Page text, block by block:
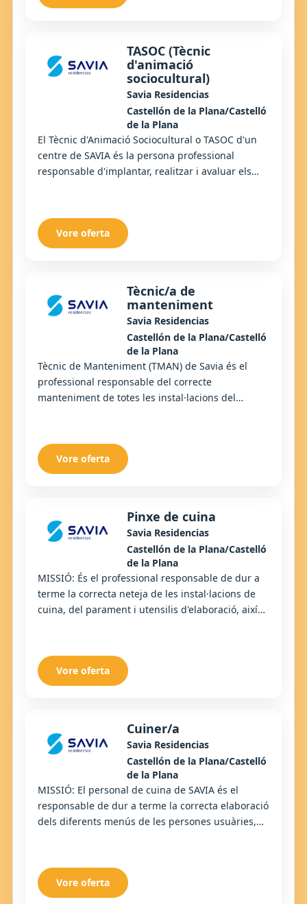
TASOC (Tècnic
d'animació
sociocultural)
Savia Residencias
Castellón de la Plana/Castelló
de la Plana
El Tècnic d'Animació Sociocultural o TASOC d'un
centre de SAVIA és la persona professional
responsable d'implantar, realitzar i avaluar els
Vore oferta
Tècnic/a de
manteniment
Savia Residencias
Castellón de la Plana/Castelló
de la Plana
Tècnic de Manteniment (TMAN) de Savia és el
professional responsable del correcte
manteniment de totes les instal·lacions del
Vore oferta
Pinxe de cuina
Savia Residencias
Castellón de la Plana/Castelló
de la Plana
MISSIÓ: És el professional responsable de dur a
terme la correcta neteja de les instal·lacions de
cuina, del parament i utensilis d'elaboració, així
Vore oferta
Cuiner/a
Savia Residencias
Castellón de la Plana/Castelló
de la Plana
MISSIÓ: El personal de cuina de SAVIA és el
responsable de dur a terme la correcta elaboració
dels diferents menús de les persones usuàries,
Vore oferta